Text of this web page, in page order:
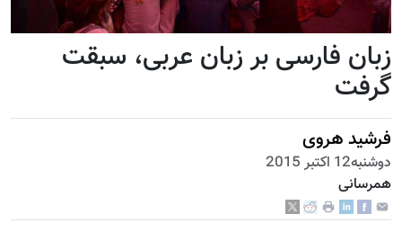
زبان فارسی بر زبان عربی، سبقت
گرفت
فرشید هروی
دوشنبه12 اكتبر 2015
همرسانی